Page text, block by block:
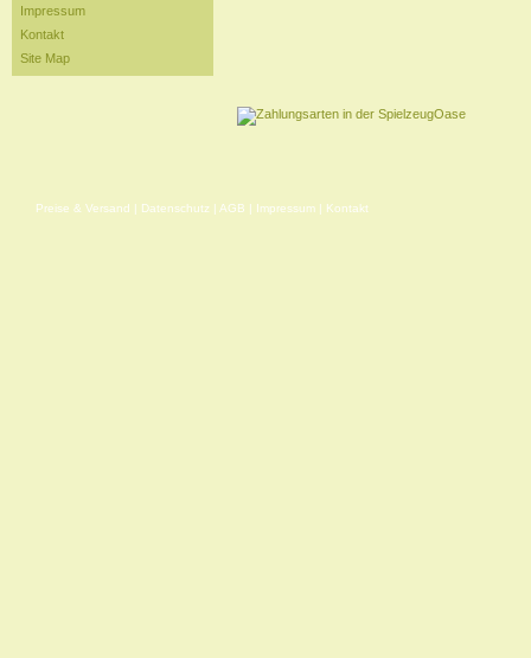
Impressum
Kontakt
Site Map
Preise & Versand | Datenschutz | AGB | Impressum | Kontakt